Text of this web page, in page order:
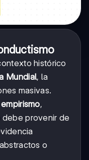
histórico
Mundial, la
masivas.
empirismo,
provenir de
o